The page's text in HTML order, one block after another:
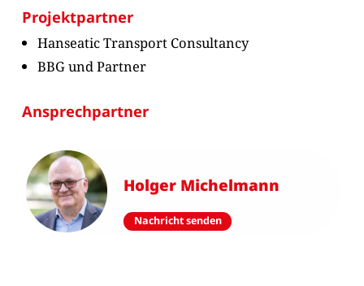
Projektpartner
Hanseatic Transport Consultancy
BBG und Partner
Ansprechpartner
Holger Michelmann
Nachricht senden